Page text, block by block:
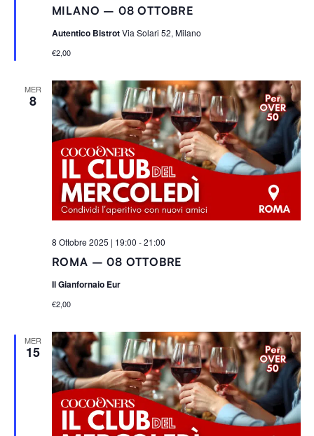
MILANO – 08 OTTOBRE
g
a
a
i
Autentico BistrotVia Solari 52, Milano
€2,00
MER
8
ROMA – 08 OTTOBRE
8 Ottobre 2025 | 19:00 -21:00
Il Gianfornaio Eur
€2,00
MER
15